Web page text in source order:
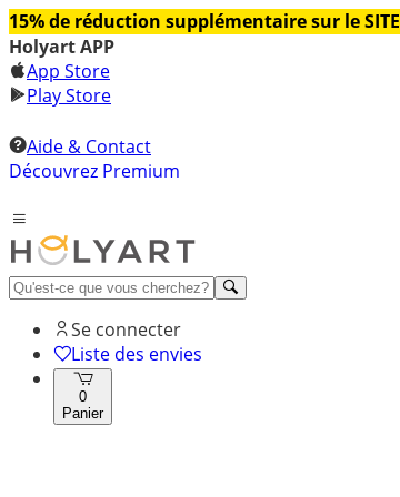
15% de réduction supplémentaire sur le SITE
Holyart APP
App Store
Play Store
Aide & Contact
Découvrez Premium
Se connecter
Liste des envies
0
Panier